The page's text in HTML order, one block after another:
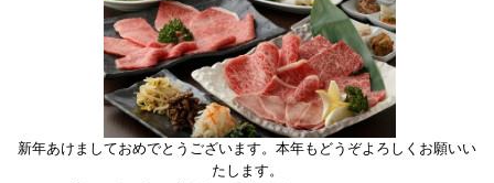
新年あけましておめでとうございます。本年もどうぞよろしくお願いい
たします。